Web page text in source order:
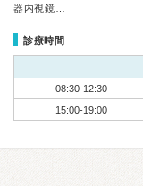
器内視鏡…
診療時間
08:30-12:30
15:00-19:00